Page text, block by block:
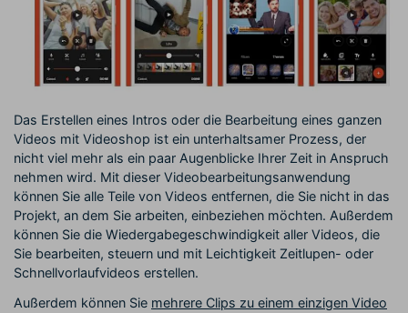
Das Erstellen eines Intros oder die Bearbeitung eines ganzen
Videos mit Videoshop ist ein unterhaltsamer Prozess, der
nicht viel mehr als ein paar Augenblicke Ihrer Zeit in Anspruch
nehmen wird. Mit dieser Videobearbeitungsanwendung
können Sie alle Teile von Videos entfernen, die Sie nicht in das
Projekt, an dem Sie arbeiten, einbeziehen möchten. Außerdem
können Sie die Wiedergabegeschwindigkeit aller Videos, die
Sie bearbeiten, steuern und mit Leichtigkeit Zeitlupen- oder
Schnellvorlaufvideos erstellen.
Außerdem können Sie mehrere Clips zu einem einzigen Video